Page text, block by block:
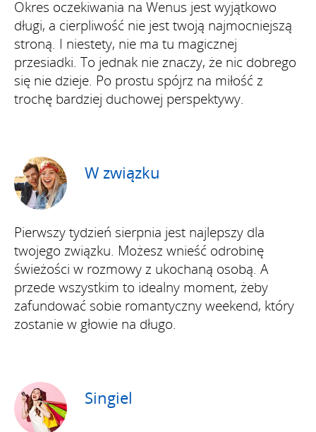
Okres oczekiwania na Wenus jest wyjątkowo
długi, a cierpliwość nie jest twoją najmocniejszą
stroną. I niestety, nie ma tu magicznej
przesiadki. To jednak nie znaczy, że nic dobrego
się nie dzieje. Po prostu spójrz na miłość z
trochę bardziej duchowej perspektywy.
W związku
Pierwszy tydzień sierpnia jest najlepszy dla
twojego związku. Możesz wnieść odrobinę
świeżości w rozmowy z ukochaną osobą. A
przede wszystkim to idealny moment, żeby
zafundować sobie romantyczny weekend, który
zostanie w głowie na długo.
Singiel